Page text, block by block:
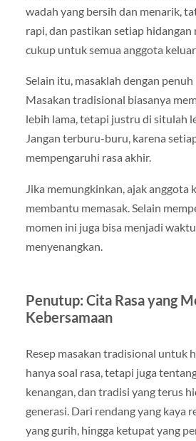
wadah yang bersih dan menarik,
rapi, dan pastikan setiap
cukup untuk semua anggota
Selain itu, masaklah dengan penuh
Masakan tradisional biasanya
lebih lama, tetapi justru di situlah
Jangan terburu-buru, karena
mempengaruhi rasa akhir.
Jika memungkinkan, ajak
membantu memasak. Selain
momen ini juga bisa menjadi
menyenangkan.
Penutup: Cita Rasa yang
Kebersamaan
Resep masakan tradisional untuk
hanya soal rasa, tetapi juga
kenangan, dan tradisi yang terus
generasi. Dari rendang yang kaya
yang gurih, hingga ketupat yang